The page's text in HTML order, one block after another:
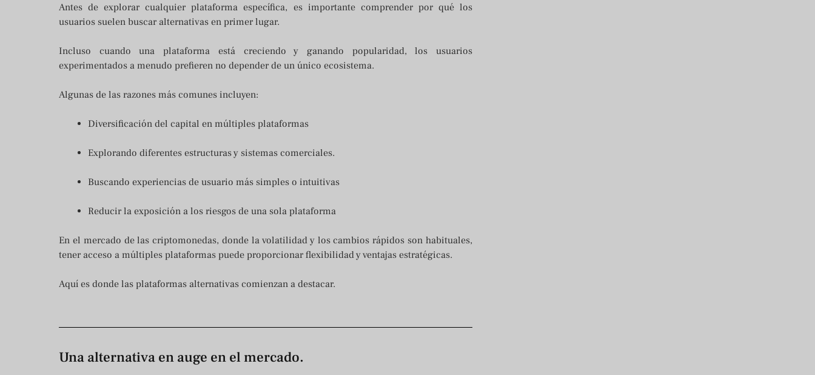
Antes de explorar cualquier plataforma específica, es importante comprender por qué los
usuarios suelen buscar alternativas en primer lugar.
Incluso cuando una plataforma está creciendo y ganando popularidad, los usuarios
experimentados a menudo prefieren no depender de un único ecosistema.
Algunas de las razones más comunes incluyen:
Diversificación del capital en múltiples plataformas
Explorando diferentes estructuras y sistemas comerciales.
Buscando experiencias de usuario más simples o intuitivas
Reducir la exposición a los riesgos de una sola plataforma
En el mercado de las criptomonedas, donde la volatilidad y los cambios rápidos son habituales,
tener acceso a múltiples plataformas puede proporcionar flexibilidad y ventajas estratégicas.
Aquí es donde las plataformas alternativas comienzan a destacar.
Una alternativa en auge en el mercado.